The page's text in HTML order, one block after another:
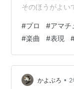
そのほうがよい
#プロ #アマチ
#楽曲 #表現
かよぶろ • 2